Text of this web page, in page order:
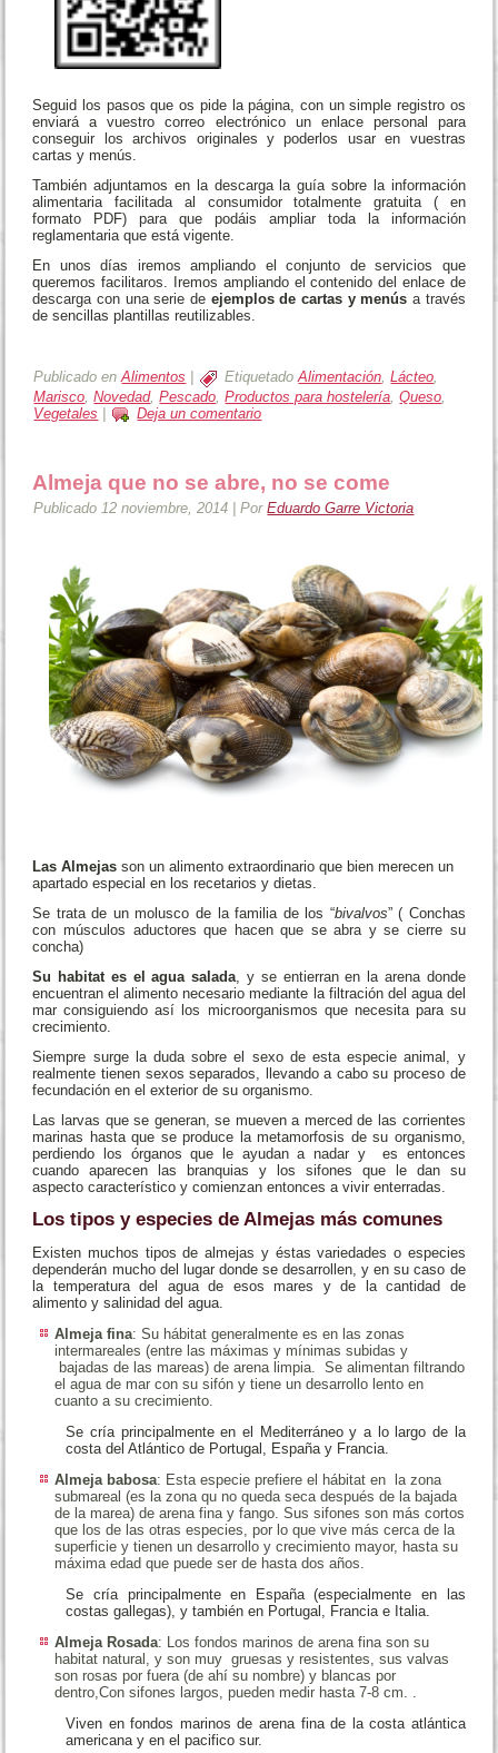
Seguid los pasos que os pide la página, con un simple registro os
enviará a vuestro correo electrónico un enlace personal para
conseguir los archivos originales y poderlos usar en vuestras
cartas y menús.
También adjuntamos en la descarga la guía sobre la información
alimentaria facilitada al consumidor totalmente gratuita ( en
formato PDF) para que podáis ampliar toda la información
reglamentaria que está vigente.
En unos días iremos ampliando el conjunto de servicios que
queremos facilitaros. Iremos ampliando el contenido del enlace de
descarga con una serie de ejemplos de cartas y menús a través
de sencillas plantillas reutilizables.
Publicado en Alimentos Etiquetado Alimentación,Lácteo,
Marisco,Novedad,Pescado,Productos para hostelería,Queso,
Vegetales
Deja un comentario
Almeja que no se abre, no se come
Publicado 12 noviembre, 2014 |Por Eduardo Garre Victoria
Las Almejas son un alimento extraordinario que bien merecen un
apartado especial en los recetarios y dietas.
Se trata de un molusco de la familia de los “bivalvos” ( Conchas
con músculos aductores que hacen que se abra y se cierre su
concha)
Su habitat es el agua salada, y se entierran en la arena donde
encuentran el alimento necesario mediante la filtración del agua del
mar consiguiendo así los microorganismos que necesita para su
crecimiento.
Siempre surge la duda sobre el sexo de esta especie animal, y
realmente tienen sexos separados, llevando a cabo su proceso de
fecundación en el exterior de su organismo.
Las larvas que se generan, se mueven a merced de las corrientes
marinas hasta que se produce la metamorfosis de su organismo,
perdiendo los órganos que le ayudan a nadar y es entonces
cuando aparecen las branquias y los sifones que le dan su
aspecto característico y comienzan entonces a vivir enterradas.
Los tipos y especies de Almejas más comunes
Existen muchos tipos de almejas y éstas variedades o especies
dependerán mucho del lugar donde se desarrollen, y en su caso de
la temperatura del agua de esos mares y de la cantidad de
alimento y salinidad del agua.
Almeja fina: Su hábitat generalmente es en las zonas
intermareales (entre las máximas y mínimas subidas y
bajadas de las mareas) de arena limpia. Se alimentan filtrando
el agua de mar con su sifón y tiene un desarrollo lento en
cuanto a su crecimiento.
Se cría principalmente en el Mediterráneo y a lo largo de la
costa del Atlántico de Portugal, España y Francia.
Almeja babosa: Esta especie prefiere el hábitat en la zona
submareal (es la zona qu no queda seca después de la bajada
de la marea) de arena fina y fango. Sus sifones son más cortos
que los de las otras especies, por lo que vive más cerca de la
superficie y tienen un desarrollo y crecimiento mayor, hasta su
máxima edad que puede ser de hasta dos años.
Se cría principalmente en España (especialmente en las
costas gallegas), y también en Portugal, Francia e Italia.
Almeja Rosada: Los fondos marinos de arena fina son su
habitat natural, y son muy gruesas y resistentes, sus valvas
son rosas por fuera (de ahí su nombre) y blancas por
dentro,Con sifones largos, pueden medir hasta 7-8 cm. .
Viven en fondos marinos de arena fina de la costa atlántica
americana y en el pacifico sur.